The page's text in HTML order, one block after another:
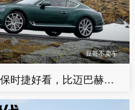
豆哥不卖车
豆车一分钟：比保时捷好看，比迈巴赫豪华，唯一缺点就是太贵